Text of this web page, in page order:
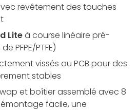
revêtement des touches
Liteà course linéaire pré-
PFPE/PTFE)
vissés au PCB pour des
stables
et boîtier assemblé avec 8
facile, une